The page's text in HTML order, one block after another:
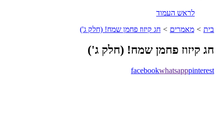
לראש העמוד
בית > מאמרים > חג קיזוז פחמן שמח! (חלק ג')
חג קיזוז פחמן שמח! (חלק ג')
facebookwhatsapppinterest